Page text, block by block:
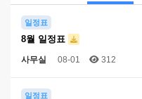
일정표
8월 일정표
사무실 08-01 312
일정표